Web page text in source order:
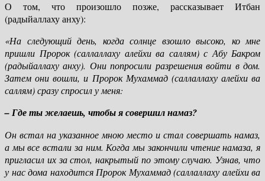
О том, что произошло позже, рассказывает Итбан
(радыйаллаху анху):
«На следующий день, когда солнце взошло высоко, ко мне
пришли Пророк (саллаллаху алейхи ва саллям) с Абу Бакром
(радыйаллаху анху). Они попросили разрешения войти в дом.
Затем они вошли, и Пророк Мухаммад (саллаллаху алейхи ва
саллям) сразу спросил у меня:
– Где ты желаешь, чтобы я совершил намаз?
Он встал на указанное мною место и стал совершать намаз,
а мы все встали за ним. Когда мы закончили чтение намаза, я
пригласил их за стол, накрытый по этому случаю. Узнав, что
у нас дома находится Пророк Мухаммад (саллаллаху алейхи ва